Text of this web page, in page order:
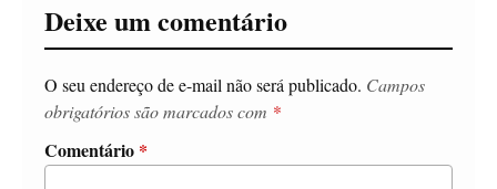
Deixe um comentário
O seu endereço de e-mail não será publicado. Campos
obrigatórios são marcados com *
Comentário *